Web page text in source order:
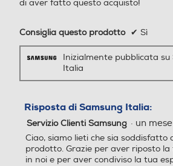
PrevNext
Un design
per un
dura nel
Scopri tutto il comfort di un design testato e
computazionali avanzati e tramite prove di
degli auricolari Galaxy Buds3 FE assicura una
Inizialmente pubblicata su
Italia
Servizio Clienti Samsung· un
Ciao, siamo lieti che sia soddisfatto
prodotto. Grazie per aver riposto la
in noi e per aver condiviso la tua